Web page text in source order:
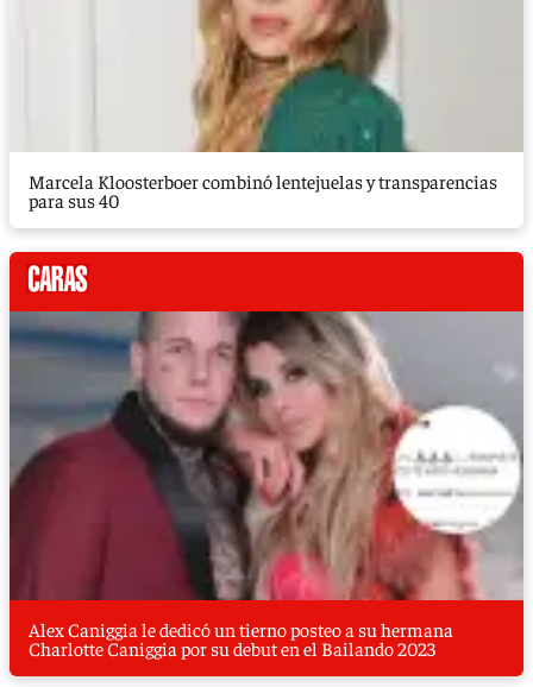
Marcela Kloosterboer combinó lentejuelas y transparencias
para sus 40
Alex Caniggia le dedicó un tierno posteo a su hermana
Charlotte Caniggia por su debut en el Bailando 2023